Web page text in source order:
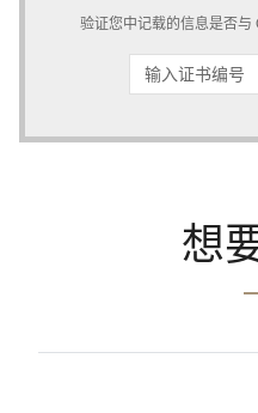
验证您中记载的信息是否与
想